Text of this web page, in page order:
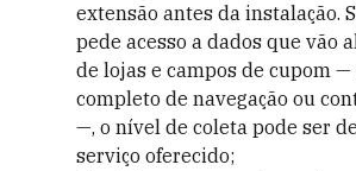
extensão antes da instalação.
pede acesso a dados que vão
de lojas e campos de cupom
completo de navegação ou
—, o nível de coleta pode ser
serviço oferecido;